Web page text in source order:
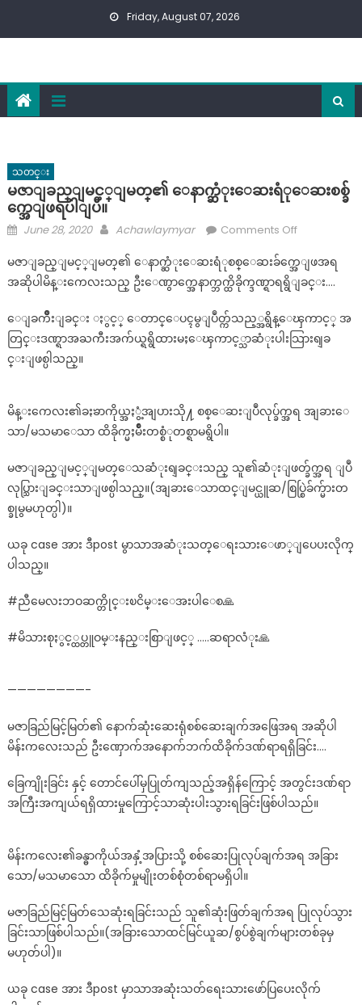
Friday, August 07, 2026
သတင္း
မဇာျခည္ျမင့္ျမတ္၏ ေနာက္ဆံုးေဆးရံုေဆးစစ္ခ်
က္အေျဖရပါျပီ။
Posted
June 28, 2020 Author
Achawlaymyar Comments Offon
ဇာျ
ခ
မ
င့္ျ
က္
ရံုေ
ဆး
ခ်
မဇာျခည္ျမင့္ျမတ္၏ ေနာက္ဆံုးေဆးရံုစစ္ေဆးခ်က္အေျဖအရ
အဆိုပါမိန္းကေလးသည္ ဦးေဏွာက္အေနာက္ဘက္ထိခိုက္ဒဏ္ရာရရွိျခင္း….
ေျခက်ိဳးျခင္း ႏွင့္ ေတာင္ေပၚမွျပဳတ္က်သည့္အရွိန္ေၾကာင့္ အ
တြင္းဒဏ္ရာအႀကီးအက်ယ္ရရွိထားမႈေၾကာင့္သာဆံုးပါးသြားရျခ
င္းျဖစ္ပါသည္။
မိန္းကေလး၏ခႏၶာကိုယ္အႏွံ့အျပားသို႔ စစ္ေဆးျပဳလုပ္ခ်က္အရ အျခားေ
သာ/မသမာေသာ ထိခိုက္မႈမ်ိဳးတစ္စံုတစ္ရာမရွိပါ။
မဇာျခည္ျမင့္ျမတ္ေသဆံုးရျခင္းသည္ သူ၏ဆံုးျဖတ္ခ်က္အရ ျပဳ
လုပ္သြားျခင္းသာျဖစ္ပါသည္။(အျခားေသာထင္ျမင္ယူဆ/စြပ္စြဲခ်က္မ်ားတ
စ္ခုမွမဟုတ္ပါ)။
ယခု case အား ဒီpost မွာသာအဆံုးသတ္ေရးသားေဖာ္ျပေပးလိုက္
ပါသည္။
#ညီမေလးဘဝဆက္တိုင္းၿငိမ္းေအးပါေစ🙏
#မိသားစုႏွင့္ထပ္တူဝမ္းနည္းစြာျဖင့္ …..ဆရာလံုး🙏
————————-
မဇာခြည်မြင့်မြတ်၏ နောက်ဆုံးဆေးရုံစစ်ဆေးချက်အဖြေအရ အဆိုပါ
မိန်းကလေးသည် ဦးဏှောက်အနောက်ဘက်ထိခိုက်ဒဏ်ရာရရှိခြင်း….
ခြေကျိုးခြင်း နှင့် တောင်ပေါ်မှပြုတ်ကျသည့်အရှိန်ကြောင့် အတွင်းဒဏ်ရာ
အကြီးအကျယ်ရရှိထားမှုကြောင့်သာဆုံးပါးသွားရခြင်းဖြစ်ပါသည်။
မိန်းကလေး၏ခန္ဓာကိုယ်အနှံ့အပြားသို့ စစ်ဆေးပြုလုပ်ချက်အရ အခြား
သော/မသမာသော ထိခိုက်မှုမျိုးတစ်စုံတစ်ရာမရှိပါ။
မဇာခြည်မြင့်မြတ်သေဆုံးရခြင်းသည် သူ၏ဆုံးဖြတ်ချက်အရ ပြုလုပ်သွား
ခြင်းသာဖြစ်ပါသည်။(အခြားသောထင်မြင်ယူဆ/စွပ်စွဲချက်များတစ်ခုမှ
မဟုတ်ပါ)။
ယခု case အား ဒီpost မှာသာအဆုံးသတ်ရေးသားဖော်ပြပေးလိုက်